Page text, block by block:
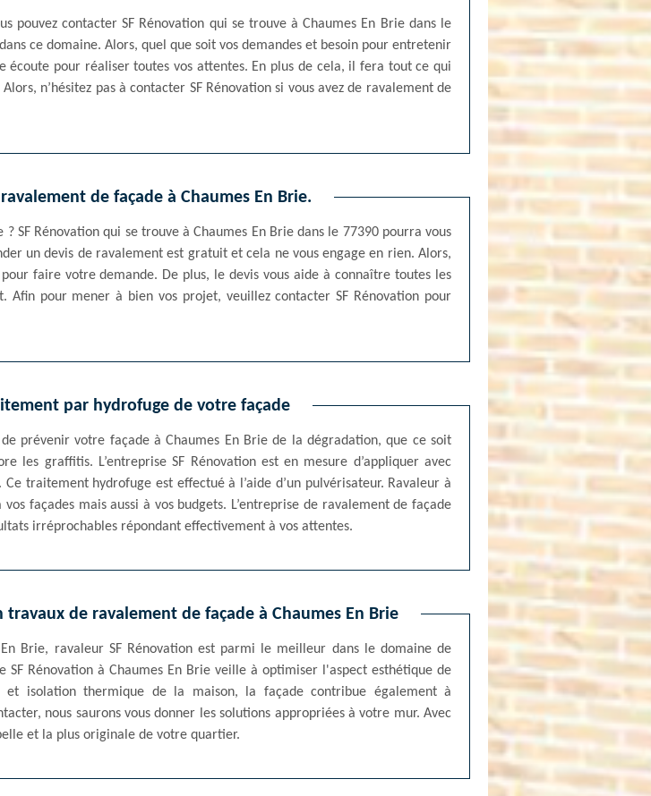
pouvez contacter SF Rénovation qui se trouve à Chaumes En Brie dans le
ce domaine. Alors, quel que soit vos demandes et besoin pour entretenir
écoute pour réaliser toutes vos attentes. En plus de cela, il fera tout ce qui
n’hésitez pas à contacter SF Rénovation si vous avez de ravalement de
de façade à Chaumes En Brie.
SF Rénovation qui se trouve à Chaumes En Brie dans le 77390 pourra vous
un devis de ravalement est gratuit et cela ne vous engage en rien. Alors,
faire votre demande. De plus, le devis vous aide à connaître toutes les
pour mener à bien vos projet, veuillez contacter SF Rénovation pour
par hydrofuge de votre façade
prévenir votre façade à Chaumes En Brie de la dégradation, que ce soit
les graffitis. L’entreprise SF Rénovation est en mesure d’appliquer avec
traitement hydrofuge est effectué à l’aide d’un pulvérisateur. Ravaleur à
façades mais aussi à vos budgets. L’entreprise de ravalement de façade
irréprochables répondant effectivement à vos attentes.
de ravalement de façade à Chaumes En Brie
Brie, ravaleur SF Rénovation est parmi le meilleur dans le domaine de
Rénovation à Chaumes En Brie veille à optimiser l'aspect esthétique de
isolation thermique de la maison, la façade contribue également à
nous saurons vous donner les solutions appropriées à votre mur. Avec
et la plus originale de votre quartier.